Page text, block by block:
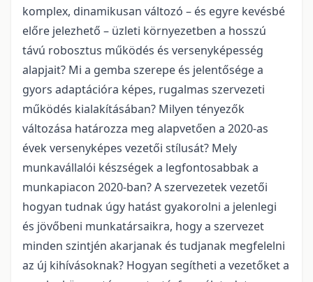
komplex, dinamikusan változó – és egyre kevésbé
előre jelezhető – üzleti környezetben a hosszú
távú robosztus működés és versenyképesség
alapjait? Mi a gemba szerepe és jelentősége a
gyors adaptációra képes, rugalmas szervezeti
működés kialakításában? Milyen tényezők
változása határozza meg alapvetően a 2020-as
évek versenyképes vezetői stílusát? Mely
munkavállalói készségek a legfontosabbak a
munkapiacon 2020-ban? A szervezetek vezetői
hogyan tudnak úgy hatást gyakorolni a jelenlegi
és jövőbeni munkatársaikra, hogy a szervezet
minden szintjén akarjanak és tudjanak megfelelni
az új kihívásoknak? Hogyan segítheti a vezetőket a